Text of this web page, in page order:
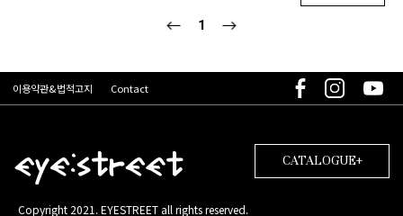
1
이용약관&법적고지 Contact
CATALOGUE+
Copyright 2021. EYESTREET all rights reserved.